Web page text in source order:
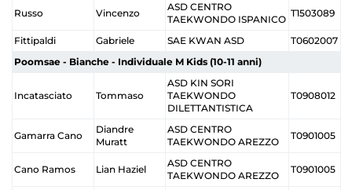
Russo Vincenzo
ASD CENTRO
TAEKWONDO ISPANICO
T1503089
Fittipaldi Gabriele SAE KWAN ASD
T0602007
Poomsae - Bianche - Individuale M Kids (10-11 anni)
Incatasciato Tommaso
ASD KIN SORI
TAEKWONDO
DILETTANTISTICA
T0908012
Gamarra Cano
Diandre
Muratt
ASD CENTRO
TAEKWONDO AREZZO
T0901005
Cano Ramos Lian Haziel
ASD CENTRO
TAEKWONDO AREZZO
T0901005